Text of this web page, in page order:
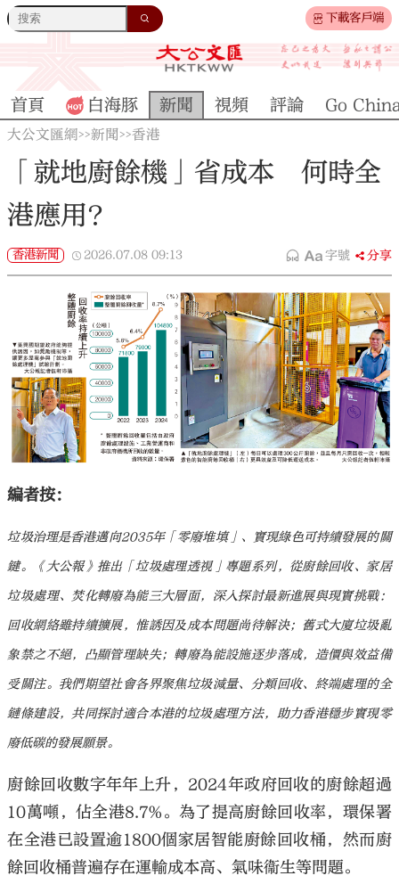
下載客戶端
首頁 白海豚 新聞 視頻 評論 Go
大公文匯網>>新聞>>香港
「就地廚餘機」省成本 何時全
港應用？
香港新聞 2026.07.08 09:13 字號 分享
編者按：
垃圾治理是香港邁向2035年「零廢堆填」、實現綠色可持續發展的關
鍵。《大公報》推出「垃圾處理透視」專題系列，從廚餘回收、家居
垃圾處理、焚化轉廢為能三大層面，深入探討最新進展與現實挑戰：
回收網絡雖持續擴展，惟誘因及成本問題尚待解決；舊式大廈垃圾亂
象禁之不絕，凸顯管理缺失；轉廢為能設施逐步落成，造價與效益備
受關注。我們期望社會各界聚焦垃圾減量、分類回收、終端處理的全
鏈條建設，共同探討適合本港的垃圾處理方法，助力香港穩步實現零
廢低碳的發展願景。
廚餘回收數字年年上升，2024年政府回收的廚餘超過
10萬噸，佔全港8.7%。為了提高廚餘回收率，環保署
在全港已設置逾1800個家居智能廚餘回收桶，然而廚
餘回收桶普遍存在運輸成本高、氣味衞生等問題。